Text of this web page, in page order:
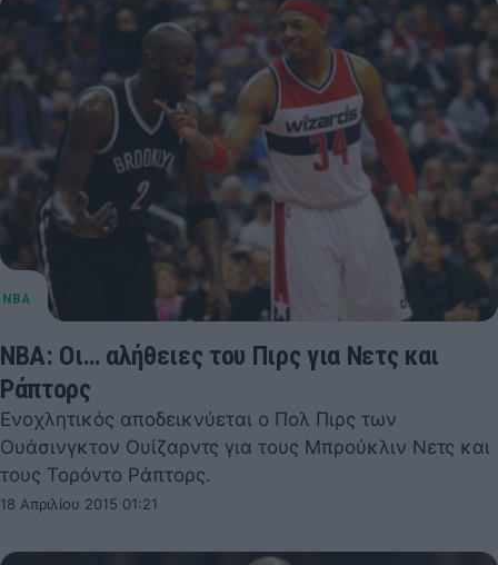
NBA: Οι… αλήθειες του Πιρς για Νετς και
Ράπτορς
Ενοχλητικός αποδεικνύεται ο Πολ Πιρς των
Ουάσινγκτον Ουίζαρντς για τους Μπρούκλιν Νετς και
τους Τορόντο Ράπτορς.
18 Απριλίου 2015 01:21